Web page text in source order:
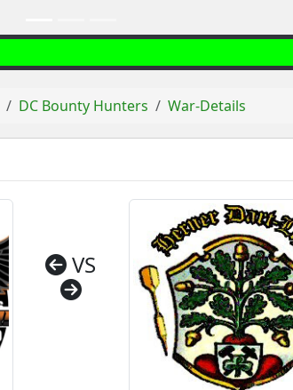
DC Bounty Hunters War-Details
VS